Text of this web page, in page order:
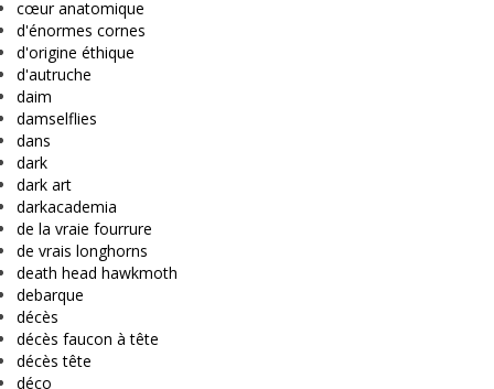
cœur anatomique
d'énormes cornes
d'origine éthique
d'autruche
daim
damselflies
dans
dark
dark art
darkacademia
de la vraie fourrure
de vrais longhorns
death head hawkmoth
debarque
décès
décès faucon à tête
décès tête
déco